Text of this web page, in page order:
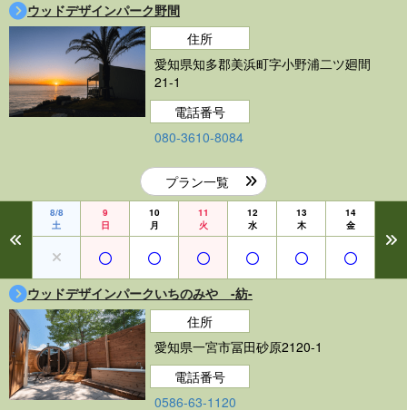
ウッドデザインパーク野間
住所
愛知県知多郡美浜町字小野浦二ツ廻間
21-1
電話番号
080-3610-8084
プラン一覧
8/8
土
9
日
10
月
11
火
12
水
13
木
14
金
ウッドデザインパークいちのみや -紡-
住所
愛知県一宮市冨田砂原2120-1
電話番号
0586-63-1120